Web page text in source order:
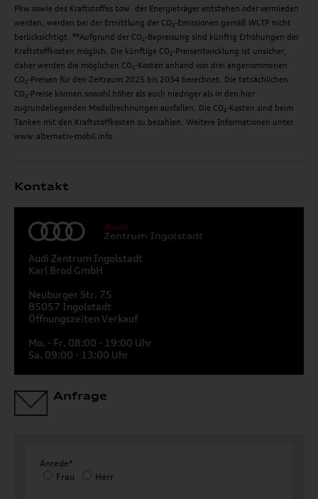
Pkw sowie des Kraftstoffes bzw. der Energieträger entstehen oder vermieden
werden, werden bei der Ermittlung der CO₂-Emissionen gemäß WLTP nicht
berücksichtigt. **Aufgrund der CO₂-Bepreisung sind künftig Erhöhungen der
Kraftstoffkosten möglich. Die künftige CO₂-Preisentwicklung ist unsicher,
daher werden die möglichen CO₂-Kosten anhand von drei angenommenen
CO₂-Preisen für den Zeitraum 2025 bis 2034 berechnet. Die tatsächlichen
CO₂-Preise können sowohl höher als auch niedriger als in den hier
zugrundeliegenden Modellrechnungen ausfallen. Die CO₂-Kosten sind beim
Tanken mit den Kraftstoffkosten zu bezahlen. Weitere Informationen unter
www.alternativ-mobil.info
Kontakt
Audi Zentrum Ingolstadt
Karl Brod GmbH
Neuburger Str. 75
85057 Ingolstadt
Öffnungszeiten Verkauf
Mo. - Fr. 08:00 - 19:00 Uhr
Sa. 09:00 - 13:00 Uhr
Anfrage
Anrede*
Frau
Herr